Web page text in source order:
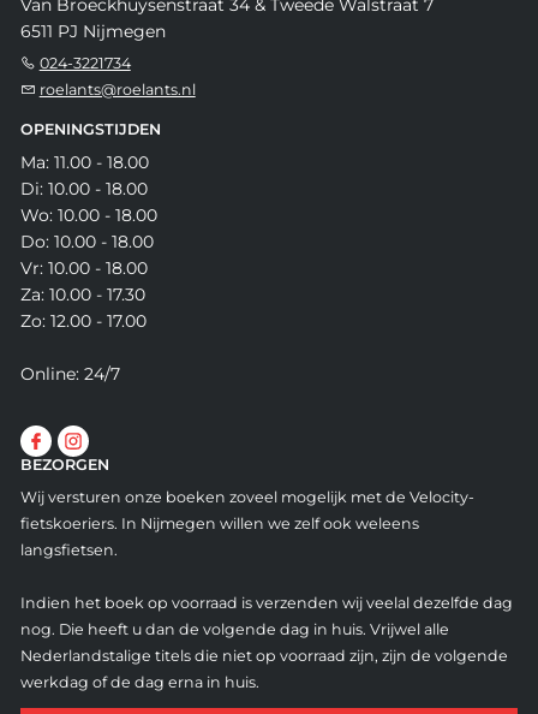
Van Broeckhuysenstraat 34 & Tweede Walstraat 7
6511 PJ Nijmegen
024-3221734
roelants@roelants.nl
OPENINGSTIJDEN
Ma: 11.00 - 18.00
Di: 10.00 - 18.00
Wo: 10.00 - 18.00
Do: 10.00 - 18.00
Vr: 10.00 - 18.00
Za: 10.00 - 17.30
Zo: 12.00 - 17.00
Online: 24/7
BEZORGEN
Wij versturen onze boeken zoveel mogelijk met de Velocity-
fietskoeriers. In Nijmegen willen we zelf ook weleens
langsfietsen.
Indien het boek op voorraad is verzenden wij veelal dezelfde dag
nog. Die heeft u dan de volgende dag in huis. Vrijwel alle
Nederlandstalige titels die niet op voorraad zijn, zijn de volgende
werkdag of de dag erna in huis.